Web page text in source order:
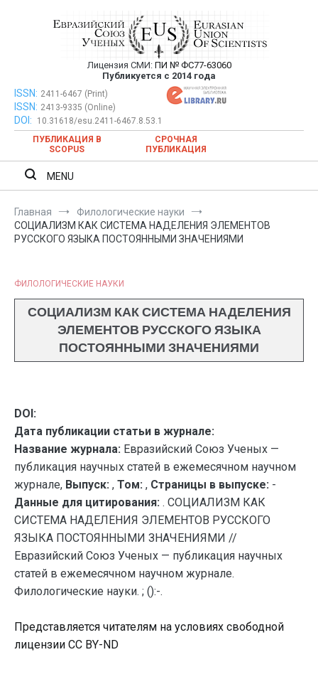
Евразийский Союз Ученых —
публикация научных статей в
ежемесячном научном журнале
Лицензия СМИ: ПИ № ФС77-63060
Публикуется с 2014 года
Евразийский Союз Ученых — публикация научных статей в
ежемесячном научном журнале
ISSN: 2411-6467 (Print)
ISSN: 2413-9335 (Online)
DOI:
10.31618/esu.2411-6467.8.53.1
ПУБЛИКАЦИЯ В
SCOPUS
СРОЧНАЯ
ПУБЛИКАЦИЯ
MENU
Главная
Филологические науки
СОЦИАЛИЗМ КАК СИСТЕМА НАДЕЛЕНИЯ ЭЛЕМЕНТОВ
РУССКОГО ЯЗЫКА ПОСТОЯННЫМИ ЗНАЧЕНИЯМИ
ФИЛОЛОГИЧЕСКИЕ НАУКИ
СОЦИАЛИЗМ КАК СИСТЕМА НАДЕЛЕНИЯ
ЭЛЕМЕНТОВ РУССКОГО ЯЗЫКА
ПОСТОЯННЫМИ ЗНАЧЕНИЯМИ
DOI:
Дата публикации статьи в журнале:
Название журнала: Евразийский Союз Ученых —
публикация научных статей в ежемесячном научном
журнале, Выпуск: , Том: , Страницы в выпуске: -
Данные для цитирования: . СОЦИАЛИЗМ КАК
СИСТЕМА НАДЕЛЕНИЯ ЭЛЕМЕНТОВ РУССКОГО
ЯЗЫКА ПОСТОЯННЫМИ ЗНАЧЕНИЯМИ //
Евразийский Союз Ученых — публикация научных
статей в ежемесячном научном журнале.
Филологические науки. ; ():-.
Представляется читателям на условиях свободной
лицензии CC BY-ND